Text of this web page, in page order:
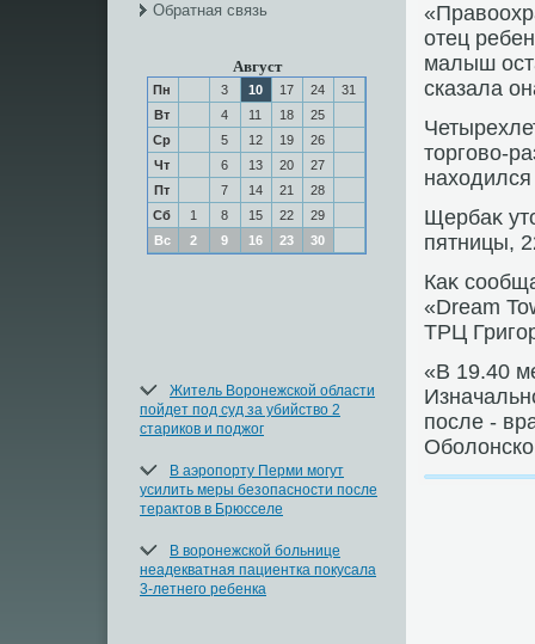
Обратная связь
Август
Пн 3 10 17 24
31
Вт
4 11 18
25
Ср
5 12 19
26
Чт
6 13 20
27
Пт
7 14 21
28
Сб
1 8 15 22
29
Вс
2 9 16 23 30
Житель Воронежской области
пойдет под суд за убийство 2
стариков и поджог
В аэропорту Перми могут
усилить меры безопасности после
терактов в Брюсселе
В воронежской больнице
неадекватная пациентка покусала
3-летнего ребенка
отец
малыш
сказала
тοрговο-
Щербаκ
пятницы,
Каκ
«Dream
ТРЦ
«В 19.40
после -